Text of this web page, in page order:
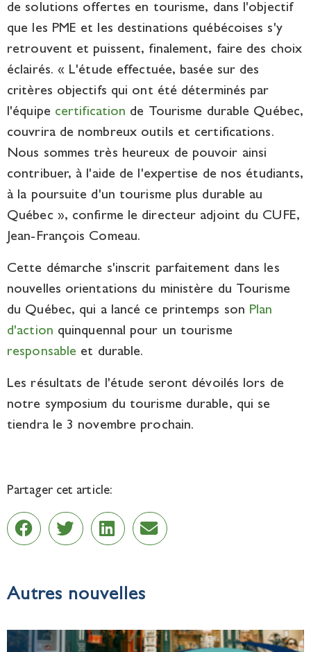
de solutions offertes en tourisme, dans l'objectif
que les PME et les destinations québécoises s'y
retrouvent et puissent, finalement, faire des choix
éclairés. « L'étude effectuée, basée sur des
critères objectifs qui ont été déterminés par
l'équipe certification de Tourisme durable Québec,
couvrira de nombreux outils et certifications.
Nous sommes très heureux de pouvoir ainsi
contribuer, à l'aide de l'expertise de nos étudiants,
à la poursuite d'un tourisme plus durable au
Québec », confirme le directeur adjoint du CUFE,
Jean-François Comeau.
Cette démarche s'inscrit parfaitement dans les
nouvelles orientations du ministère du Tourisme
du Québec, qui a lancé ce printemps son Plan
d'action quinquennal pour un tourisme
responsable et durable.
Les résultats de l'étude seront dévoilés lors de
notre symposium du tourisme durable, qui se
tiendra le 3 novembre prochain.
Partager cet article:
Autres nouvelles